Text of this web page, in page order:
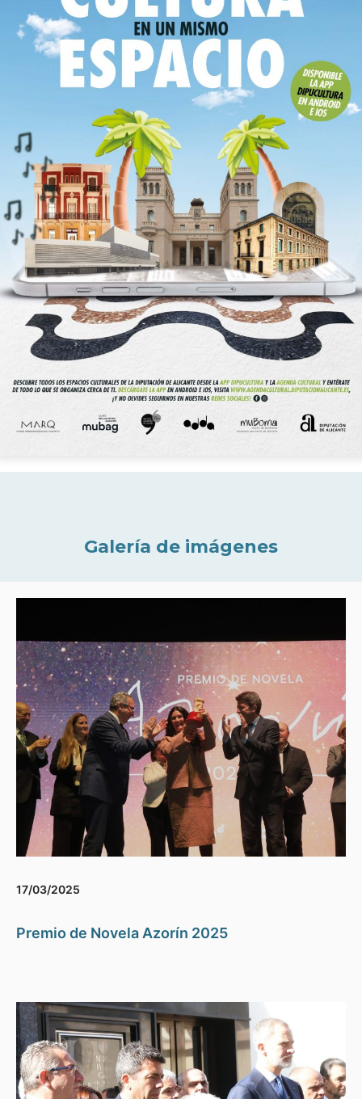
Galería de imágenes
17/03/2025
Premio de Novela Azorín 2025